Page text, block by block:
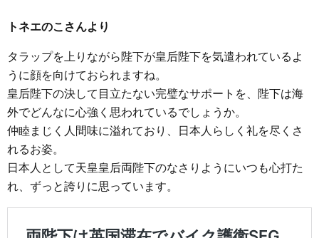
トネエのこさんより
タラップを上りながら陛下が皇后陛下を気遣われているよ
うに顔を向けておられますね。
皇后陛下の決して目立たない完璧なサポートを、陛下は海
外でどんなに心強く思われているでしょうか。
仲睦まじく人間味に溢れており、日本人らしく礼を尽くさ
れるお姿。
日本人として天皇皇后両陛下のなさりようにいつも心打た
れ、ずっと誇りに思っています。